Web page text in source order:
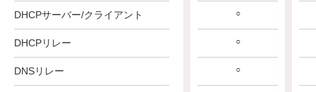
DHCPサーバー/クライアント
DHCPリレー
DNSリレー
○
○
○